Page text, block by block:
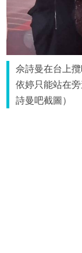
佘詩曼在台上
依婷只能站在
詩曼吧截圖）